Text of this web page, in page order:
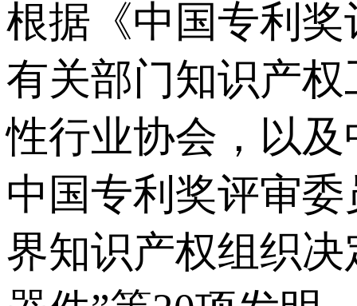
根据《中国专利
有关部门知识产
性行业协会，以
中国专利奖评审
界知识产权组织